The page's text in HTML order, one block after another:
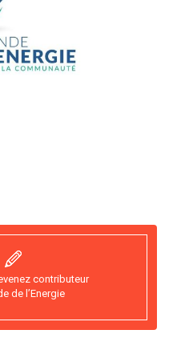
contributeur
de l’Energie